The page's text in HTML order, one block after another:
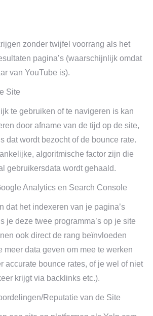
zonder twijfel voorrang als het
pagina’s (waarschijnlijk omdat
van YouTube is).
Site
te gebruiken of te navigeren is kan
door afname van de tijd op de site,
dat wordt bezocht of de bounce rate.
algoritmische factor zijn die
gebruikersdata wordt gehaald.
Analytics en Search Console
dat het indexeren van je pagina’s
je deze twee programma’s op je site
ook direct de rang beïnvloeden
meer data geven om mee te werken
accurate bounce rates, of je wel of niet
krijgt via backlinks etc.).
Reputatie van de Site